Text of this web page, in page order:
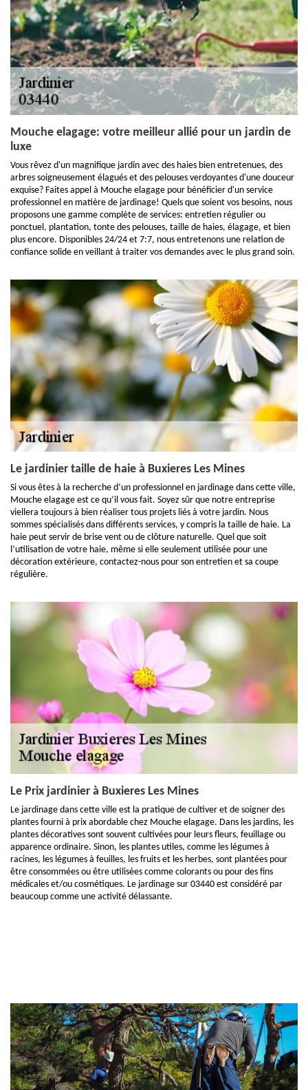
Mouche elagage: votre meilleur allié pour un jardin de
luxe
Vous rêvez d'un magnifique jardin avec des haies bien entretenues, des
arbres soigneusement élagués et des pelouses verdoyantes d'une douceur
exquise? Faites appel à Mouche elagage pour bénéficier d'un service
professionnel en matière de jardinage! Quels que soient vos besoins, nous
proposons une gamme complète de services: entretien régulier ou
ponctuel, plantation, tonte des pelouses, taille de haies, élagage, et bien
plus encore. Disponibles 24/24 et 7:7, nous entretenons une relation de
confiance solide en veillant à traiter vos demandes avec le plus grand soin.
Le jardinier taille de haie à Buxieres Les Mines
Si vous êtes à la recherche d’un professionnel en jardinage dans cette ville,
Mouche elagage est ce qu’il vous fait. Soyez sûr que notre entreprise
viellera toujours à bien réaliser tous projets liés à votre jardin. Nous
sommes spécialisés dans différents services, y compris la taille de haie. La
haie peut servir de brise vent ou de clôture naturelle. Quel que soit
l’utilisation de votre haie, même si elle seulement utilisée pour une
décoration extérieure, contactez-nous pour son entretien et sa coupe
régulière.
Le Prix jardinier à Buxieres Les Mines
Le jardinage dans cette ville est la pratique de cultiver et de soigner des
plantes fourni à prix abordable chez Mouche elagage. Dans les jardins, les
plantes décoratives sont souvent cultivées pour leurs fleurs, feuillage ou
apparence ordinaire. Sinon, les plantes utiles, comme les légumes à
racines, les légumes à feuilles, les fruits et les herbes, sont plantées pour
être consommées ou être utilisées comme colorants ou pour des fins
médicales et/ou cosmétiques. Le jardinage sur 03440 est considéré par
beaucoup comme une activité délassante.